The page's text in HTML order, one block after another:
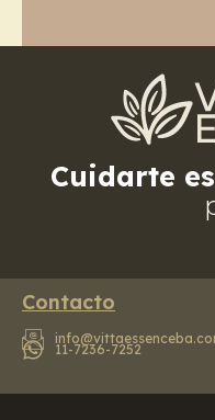
Cuidarte es
Contacto
11-7236-7252